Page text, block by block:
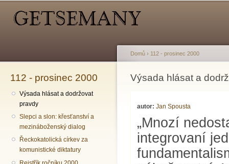
112 - prosinec 2000
Výsada hlásat a dodržovat
pravdy
Slepci a slon: křesťanství a
mezináboženský dialog
Řeckokatolická církev za
komunistické diktatury
Jste zde
Domů › 112 - prosinec 2000
Výsada hlásat a
autor:Jan Spousta
„Mnozí
integrovaní